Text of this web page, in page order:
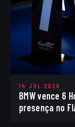
14 JUL 2026
BMW vence 6
presença no